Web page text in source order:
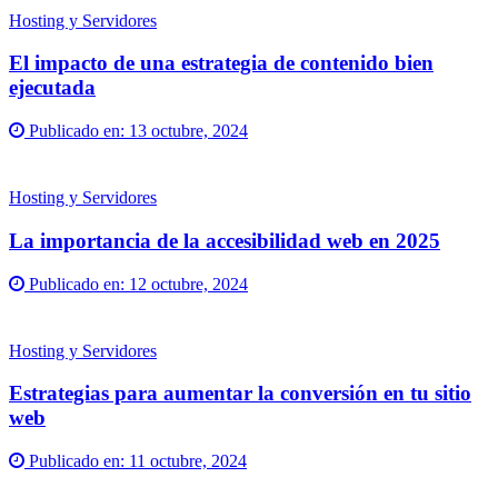
Hosting y Servidores
El impacto de una estrategia de contenido bien
ejecutada
Publicado en: 13 octubre, 2024
Hosting y Servidores
La importancia de la accesibilidad web en 2025
Publicado en: 12 octubre, 2024
Hosting y Servidores
Estrategias para aumentar la conversión en tu sitio
web
Publicado en: 11 octubre, 2024